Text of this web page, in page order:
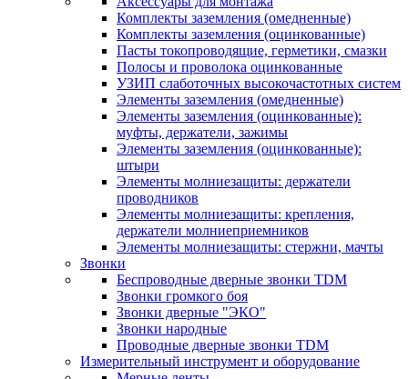
Комплекты заземления (омедненные)
Комплекты заземления (оцинкованные)
Пасты токопроводящие, герметики, смазки
Полосы и проволока оцинкованные
УЗИП слаботочных высокочастотных систем
Элементы заземления (омедненные)
Элементы заземления (оцинкованные):
муфты, держатели, зажимы
Элементы заземления (оцинкованные):
штыри
Элементы молниезащиты: держатели
проводников
Элементы молниезащиты: крепления,
держатели молниеприемников
Элементы молниезащиты: стержни, мачты
Звонки
Беспроводные дверные звонки TDM
Звонки громкого боя
Звонки дверные "ЭКО"
Звонки народные
Проводные дверные звонки TDM
Измерительный инструмент и оборудование